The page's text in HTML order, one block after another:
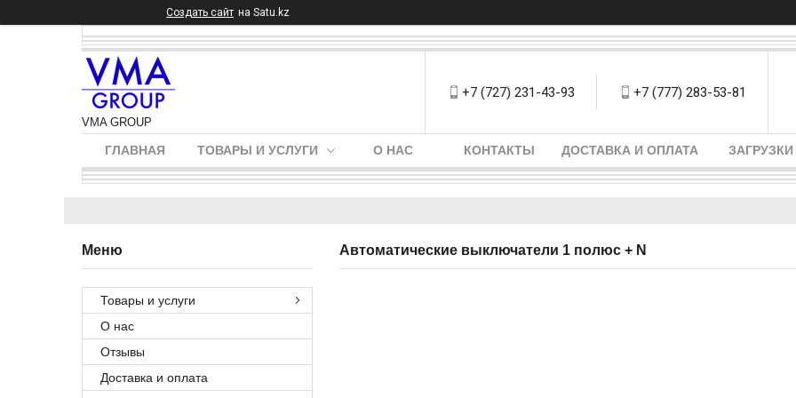
Создать сайт на Satu.kz
VMA GROUP
+7 (727) 231-43-93 +7 (777) 283-53-81
ГЛАВНАЯ ТОВАРЫ И УСЛУГИ О НАС КОНТАКТЫ ДОСТАВКА И ОПЛАТА ЗАГРУЗКИ
Автоматические выключатели 1 полюс + N
Товары и услуги
О нас
Отзывы
Доставка и оплата